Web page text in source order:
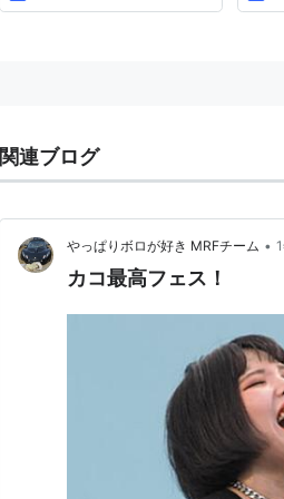
関連ブログ
やっぱりボロが好き MRFチーム •
カコ最高フェス！